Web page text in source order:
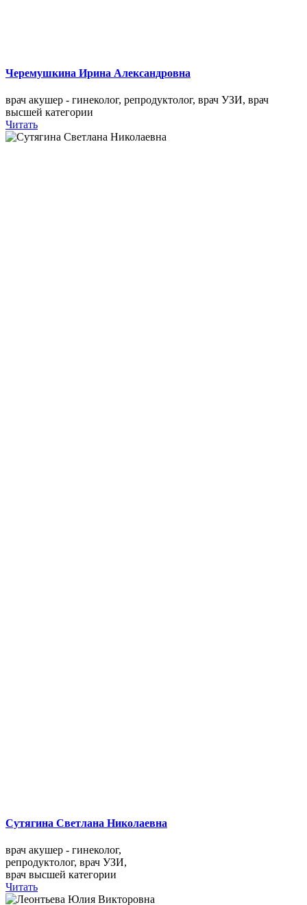
Черемушкина Ирина Александровна
врач акушер - гинеколог, репродуктолог, врач УЗИ, врач
высшей категории
Читать
Сутягина Светлана Николаевна
врач акушер - гинеколог,
репродуктолог, врач УЗИ,
врач высшей категории
Читать